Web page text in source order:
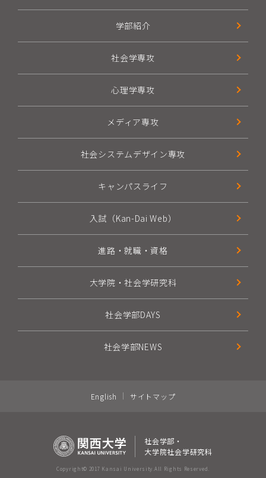
学部紹介
社会学専攻
心理学専攻
メディア専攻
社会システムデザイン専攻
キャンパスライフ
入試（Kan-Dai Web）
進路・就職・資格
大学院・社会学研究科
社会学部DAYS
社会学部NEWS
English サイトマップ
社会学部・
大学院社会学研究科
Copyright© 2017 Kansai University. All Rights Reserved.